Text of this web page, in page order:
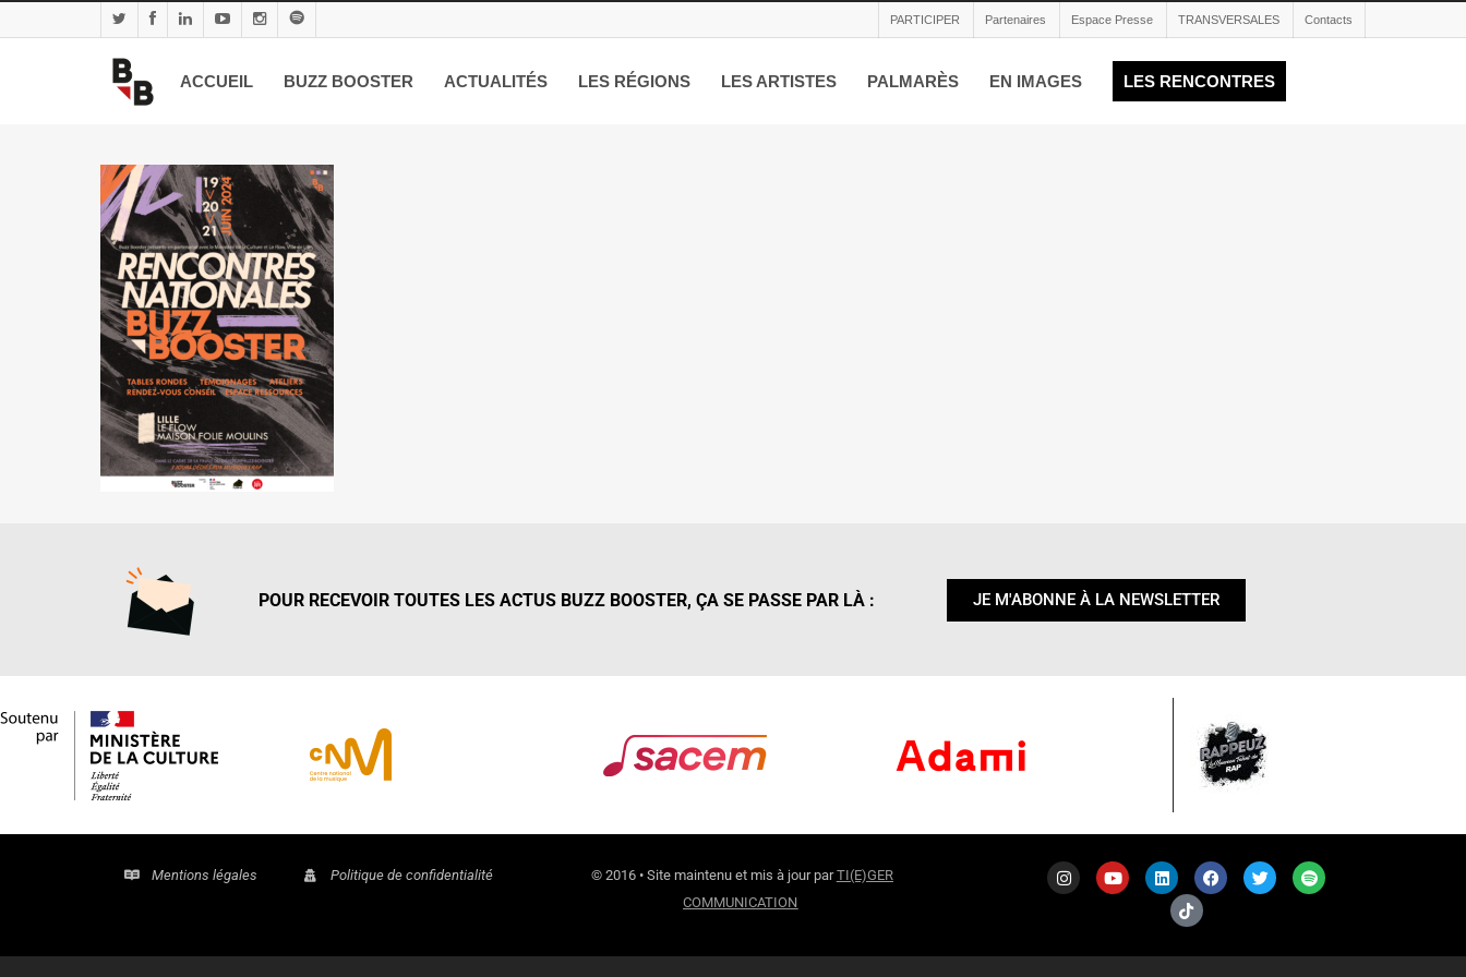
PARTICIPER Partenaires Espace Presse TRANSVERSALES Contacts
ACCUEIL BUZZ BOOSTER ACTUALITÉS LES RÉGIONS LES ARTISTES PALMARÈS EN IMAGES LES RENCONTRES
POUR RECEVOIR TOUTES LES ACTUS BUZZ BOOSTER, ÇA SE PASSE PAR LÀ : JE M'ABONNE À LA NEWSLETTER
Mentions légales Politique de confidentialité © 2016 • Site maintenu et mis à jour parTI(E)GER
COMMUNICATION